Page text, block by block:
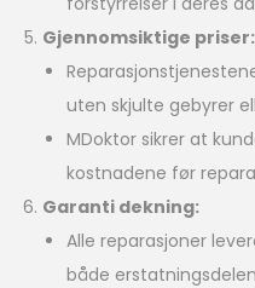
Gjennomsiktige priser:
uten skjulte gebyrer
MDoktor sikrer at
kostnadene før
Garanti dekning:
Alle reparasjoner
både